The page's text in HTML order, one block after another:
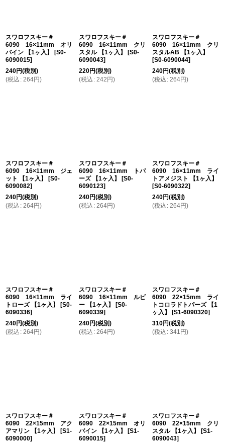
スワロフスキー＃
6090 16×11mm オリ
バイン 【1ヶ入】
[S0-
6090015]
240円(税別)
(税込 : 264円)
スワロフスキー＃
6090 16×11mm クリ
スタル 【1ヶ入】
[S0-
6090043]
220円(税別)
(税込 : 242 円)
スワロフスキー＃
6090 16×11mm クリ
スタルAB 【1ヶ入】
[S0-6090044]
240円(税別)
(税込 : 264円)
スワロフスキー＃
6090 16×11mm ジェ
ット 【1ヶ入】
[S0-
6090082]
240円(税別)
(税込 : 264円)
スワロフスキー＃
6090 16×11mm トパ
ーズ 【1ヶ入】
[S0-
6090123]
240円(税別)
(税込 : 264円)
スワロフスキー＃
6090 16×11mm ライ
トアメジスト 【1ヶ入】
[S0-6090322]
240円(税別)
(税込 : 264円)
スワロフスキー＃
6090 16×11mm ライ
トローズ 【1ヶ入】
[S0-
6090336]
240円(税別)
(税込 : 264円)
スワロフスキー＃
6090 16×11mm ルビ
ー 【1ヶ入】
[S0-
6090339]
240円(税別)
(税込 : 264円)
スワロフスキー＃
6090 22×15mm ライ
トコロラドトパーズ 【1
ヶ入】
[S1-6090320]
310円(税別)
(税込 : 341 円)
スワロフスキー＃
6090 22×15mm アク
アマリン 【1ヶ入】
[S1-
6090000]
スワロフスキー＃
6090 22×15mm オリ
バイン 【1ヶ入】
[S1-
6090015]
スワロフスキー＃
6090 22×15mm クリ
スタル 【1ヶ入】
[S1-
6090043]